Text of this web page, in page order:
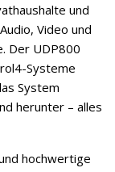
und
Video und
Der UDP800
Systeme
System
herunter – alles
hochwertige